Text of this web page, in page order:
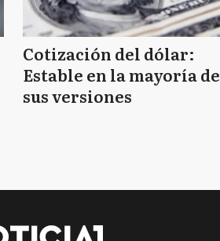
Cotización del dólar:
Estable en la mayoría de
sus versiones